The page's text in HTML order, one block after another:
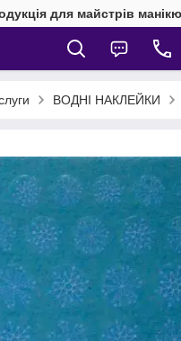
для майстрів
ВОДНІ НАКЛЕЙКИ